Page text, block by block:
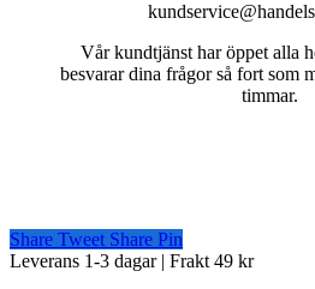
Vår kundtjänst har öppet alla
besvarar dina frågor så fort som
timmar.
Share Tweet Share Pin
Close
Leverans 1-3 dagar | Frakt 49 kr